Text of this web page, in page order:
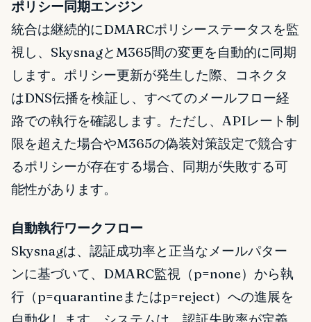
ポリシー同期エンジン
統合は継続的にDMARCポリシーステータスを監
視し、SkysnagとM365間の変更を自動的に同期
します。ポリシー更新が発生した際、コネクタ
はDNS伝播を検証し、すべてのメールフロー経
路での執行を確認します。ただし、APIレート制
限を超えた場合やM365の偽装対策設定で競合す
るポリシーが存在する場合、同期が失敗する可
能性があります。
自動執行ワークフロー
Skysnagは、認証成功率と正当なメールパター
ンに基づいて、DMARC監視（p=none）から執
行（p=quarantineまたはp=reject）への進展を